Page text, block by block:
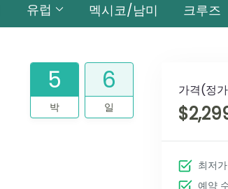
유럽 멕시코/남미 크루즈
5
박
6
일
가격(정
최저
예약